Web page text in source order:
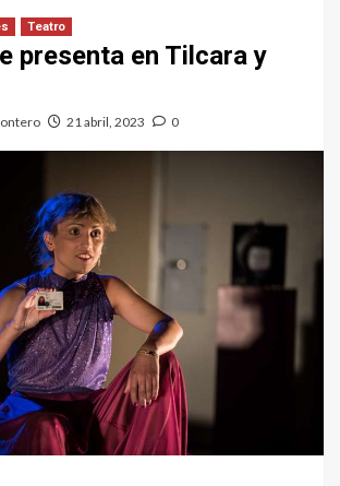
Teatro
presenta en Tilcara y
21 abril, 2023 0